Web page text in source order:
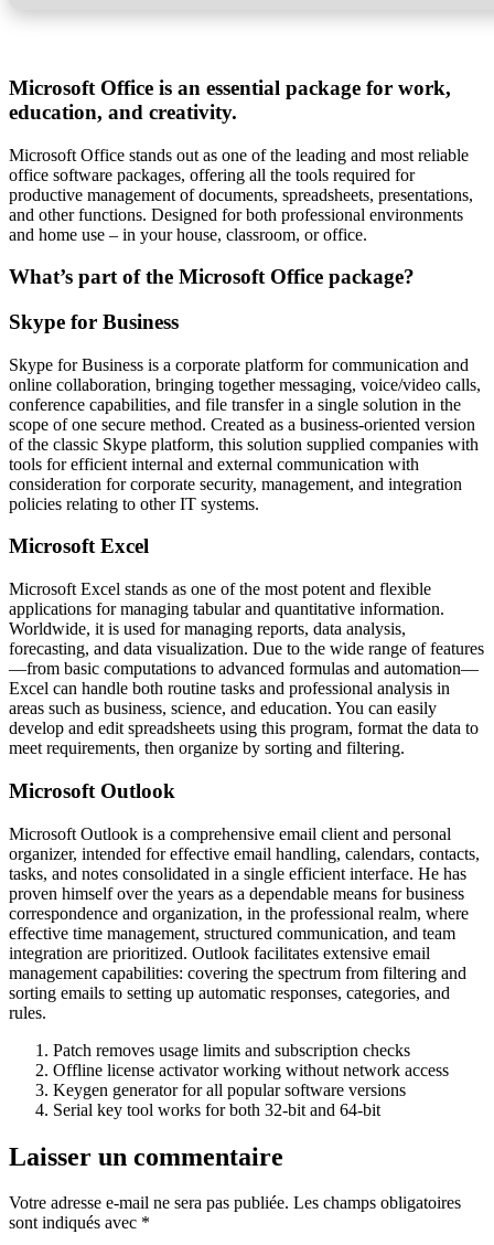
Microsoft Office is an essential package for work,
education, and creativity.
Microsoft Office stands out as one of the leading and most reliable
office software packages, offering all the tools required for
productive management of documents, spreadsheets, presentations,
and other functions. Designed for both professional environments
and home use – in your house, classroom, or office.
What’s part of the Microsoft Office package?
Skype for Business
Skype for Business is a corporate platform for communication and
online collaboration, bringing together messaging, voice/video calls,
conference capabilities, and file transfer in a single solution in the
scope of one secure method. Created as a business-oriented version
of the classic Skype platform, this solution supplied companies with
tools for efficient internal and external communication with
consideration for corporate security, management, and integration
policies relating to other IT systems.
Microsoft Excel
Microsoft Excel stands as one of the most potent and flexible
applications for managing tabular and quantitative information.
Worldwide, it is used for managing reports, data analysis,
forecasting, and data visualization. Due to the wide range of features
—from basic computations to advanced formulas and automation—
Excel can handle both routine tasks and professional analysis in
areas such as business, science, and education. You can easily
develop and edit spreadsheets using this program, format the data to
meet requirements, then organize by sorting and filtering.
Microsoft Outlook
Microsoft Outlook is a comprehensive email client and personal
organizer, intended for effective email handling, calendars, contacts,
tasks, and notes consolidated in a single efficient interface. He has
proven himself over the years as a dependable means for business
correspondence and organization, in the professional realm, where
effective time management, structured communication, and team
integration are prioritized. Outlook facilitates extensive email
management capabilities: covering the spectrum from filtering and
sorting emails to setting up automatic responses, categories, and
rules.
Patch removes usage limits and subscription checks
Offline license activator working without network access
Keygen generator for all popular software versions
Serial key tool works for both 32-bit and 64-bit
Laisser un commentaire
Votre adresse e-mail ne sera pas publiée. Les champs obligatoires
sont indiqués avec *